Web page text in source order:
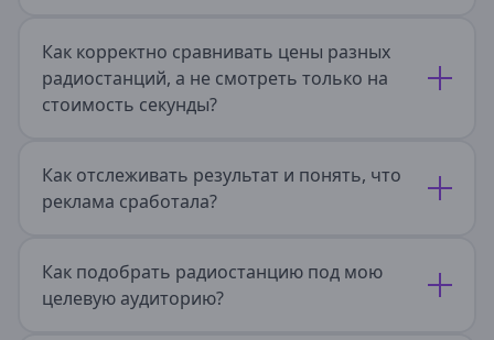
Как корректно сравнивать цены разных
радиостанций, а не смотреть только на
стоимость секунды?
Как отслеживать результат и понять, что
реклама сработала?
Как подобрать радиостанцию под мою
целевую аудиторию?
Отрадный
Самара
Сызрань
Саратовская область
Балаково
Сахалинская область